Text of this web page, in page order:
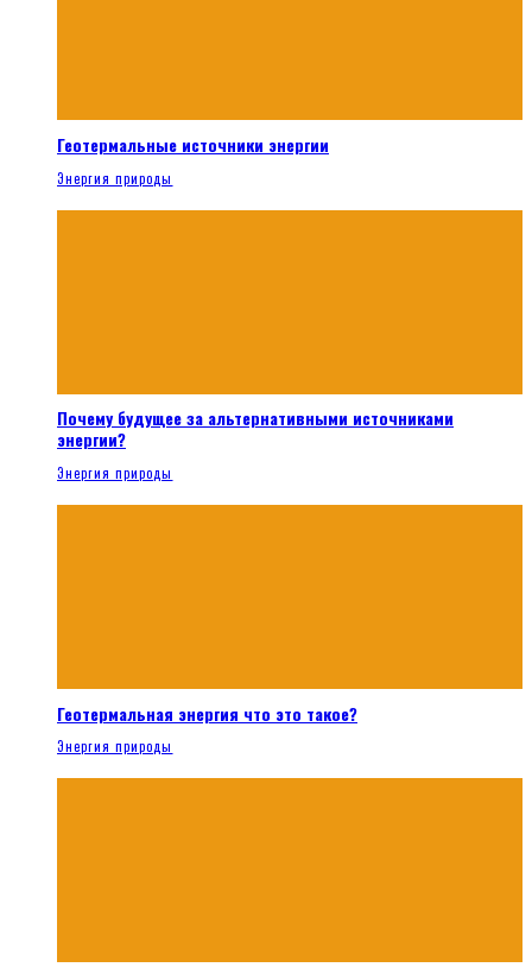
Геотермальные источники энергии
Энергия природы
Почему будущее за альтернативными источниками
энергии?
Энергия природы
Геотермальная энергия что это такое?
Энергия природы